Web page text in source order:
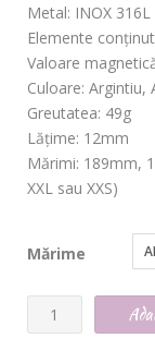
Metal: INOX 316L
Elemente
Valoare
Culoare: Argintiu,
Greutatea: 49g
Lăţime: 12mm
Mărimi: 189mm,
XXL sau XXS)
Mărime
Cantitate